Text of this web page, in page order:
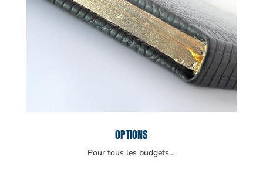
OPTIONS
Pour tous les budgets…